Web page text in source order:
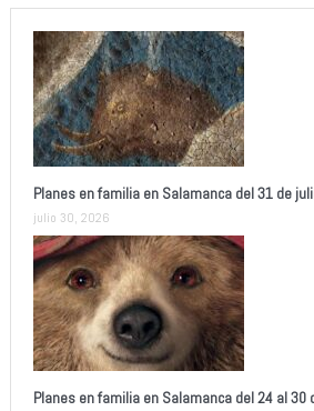
Planes en familia en Salamanca del 31 de
julio 30, 2026
Planes en familia en Salamanca del 24 al 30